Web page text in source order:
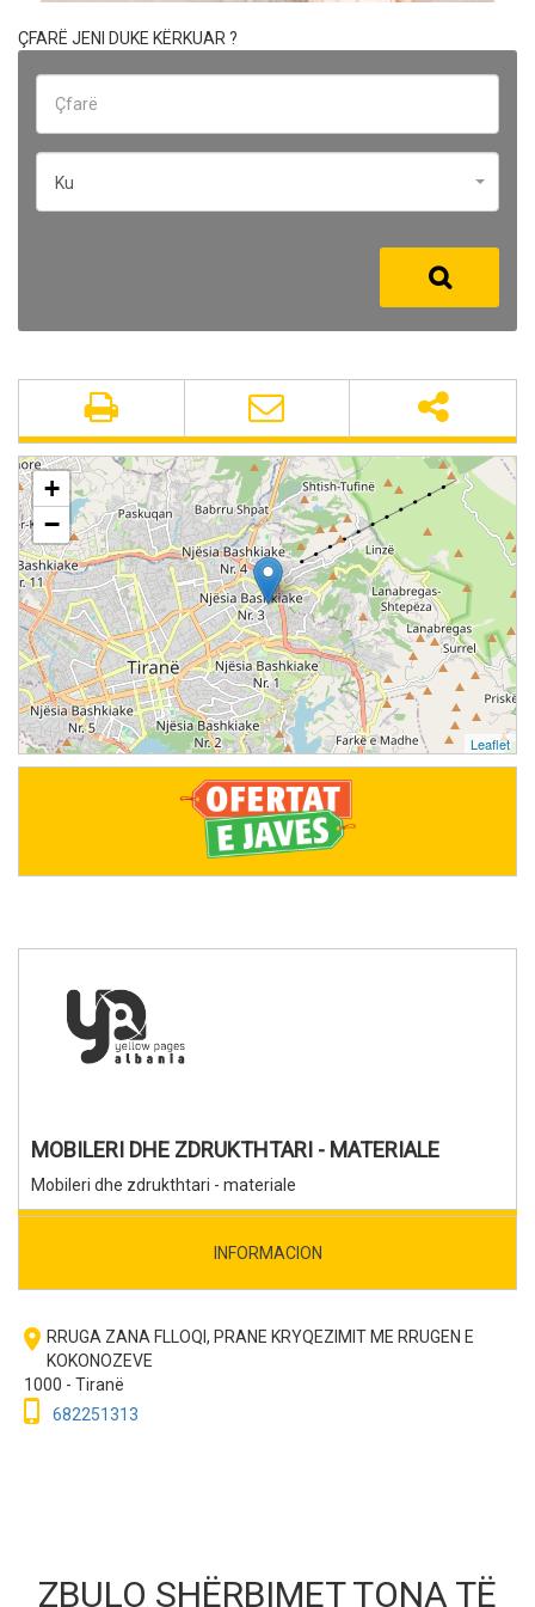
ÇFARË JENI DUKE KËRKUAR ?
Ku
MOBILERI DHE ZDRUKTHTARI - MATERIALE
Mobileri dhe zdrukthtari - materiale
INFORMACION
room RRUGA ZANA FLLOQI, PRANE KRYQEZIMIT ME RRUGEN E
KOKONOZEVE
1000 - Tiranë
phone_iphone 682251313
+
−
Leaflet
ZBULO SHËRBIMET TONA TË